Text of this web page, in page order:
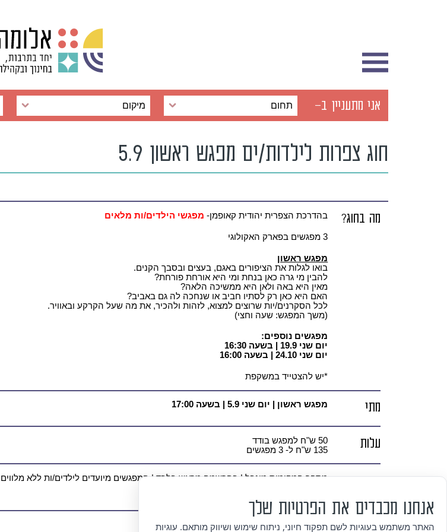
אני מתעניין ב- תחום מיקום
חוג צפרות לילדות/ים מפגש ראשון 5.9
מה בחוג? בהדרכת הצפרית יהודית קאופמן- מפגשי הילדים/ות מלאים
3 מפגשים בפארק האקולוגי
מפגש ראשון
בואו לגלות את הציפורים באגם, בעצים ובסבך הקנים.
להבין מי גרה כאן בנחת ומי היא אורחת פורחת?
מאין היא באה ולאן היא ממשיכה הלאה?
האם היא כאן רק לסתיו חביב או שנחכה לה גם באביב?
לכל הסקרנים/יות שרוצים למצוא, לזהות ולהכיר, את מה שעל הקרקע ובאוויר.
(משך המפגש: שעה וחצי)
מפגשים נוספים:
יום שני 19.9 | בשעה 16:30
יום שני 24.10 | בשעה 16:00
*יש להצטייד במשקפת
מתי מפגש ראשון | יום שני 5.9 | בשעה 17:00
עלות
50 ש"ח למפגש בודד
135 ש"ח ל- 3 מפגשים
מידע נוסף
מספר המקומות מוגבל | בהרשמה מראש בלבד | המפגשים מיועדים לילדים/ות ללא מלווים |
איפה
ההרשמות מלאות
אנחנו מכבדים את הפרטיות שלך
האתר משתמש בעוגיות לשם תפקוד חיוני, ניתוח שימוש ושיווק מותאם. עוגיות